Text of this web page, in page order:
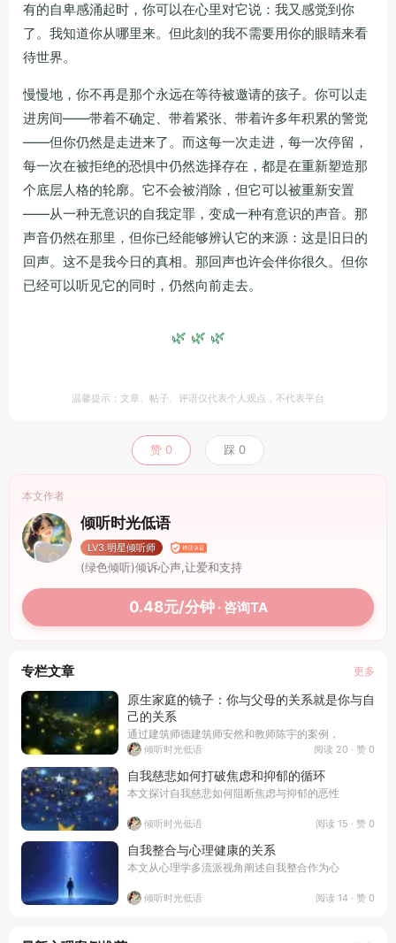
有的自卑感涌起时，你可以在心里对它说：我又感觉到你
了。我知道你从哪里来。但此刻的我不需要用你的眼睛来看
待世界。
慢慢地，你不再是那个永远在等待被邀请的孩子。你可以走
进房间——带着不确定、带着紧张、带着许多年积累的警觉
——但你仍然是走进来了。而这每一次走进，每一次停留，
每一次在被拒绝的恐惧中仍然选择存在，都是在重新塑造那
个底层人格的轮廓。它不会被消除，但它可以被重新安置
——从一种无意识的自我定罪，变成一种有意识的声音。那
声音仍然在那里，但你已经能够辨认它的来源：这是旧日的
回声。这不是我今日的真相。那回声也许会伴你很久。但你
已经可以听见它的同时，仍然向前走去。
🌿 🌿 🌿
温馨提示：文章、帖子、评语仅代表个人观点，不代表平台
赞 0 踩 0
本文作者
倾听时光低语
LV3.明星倾听师
(绿色倾听)倾诉心声,让爱和支持
0.48元/分钟· 咨询TA
专栏文章 更多
原生家庭的镜子：你与父母的关系就是你与自
己的关系
通过建筑师德建筑师安然和教师陈宇的案例，
倾听时光低语 阅读 20 · 赞 0
自我慈悲如何打破焦虑和抑郁的循环
本文探讨自我慈悲如何阻断焦虑与抑郁的恶性
倾听时光低语 阅读 15 · 赞 0
自我整合与心理健康的关系
本文从心理学多流派视角阐述自我整合作为心
倾听时光低语 阅读 14 · 赞 0